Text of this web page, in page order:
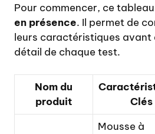
Pour commencer, ce tableau
en présence. Il permet de
leurs caractéristiques avant
détail de chaque test.
Nom du
produit
Clés
Mousse à